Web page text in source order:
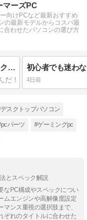
マーズPC
向けPCなど最新おすすめ
の最新モデルからコスパ最
合わせたパソコンの選び方
サブノーティカ2に必要な PC スペック 本当に高い？
4日前
スクトップパソコン
パーツ #ゲーミングpc
とスペック解説
なPC構成やスペックについ
ムエンジンや高解像度設定
ンス重視の選択肢まで、
ぞれのタイトルに合わせた